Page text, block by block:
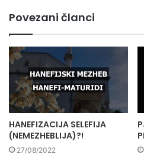
Povezani članci
HANEFIZACIJA SELEFIJA
(NEMEZHEBLIJA)?!
27/08/2022